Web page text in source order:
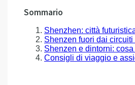
Sommario
Shenzhen: città
Shenzen fuori dai circuiti
Shenzen e dintorni:
Consigli di viaggio e